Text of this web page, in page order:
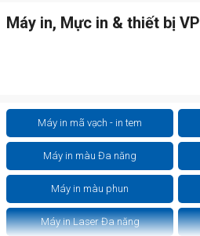
Máy in, Mực in & thiết bị VP
Máy in mã vạch - in tem
Máy in màu Đa năng
Máy in màu phun
Máy in Laser Đa năng